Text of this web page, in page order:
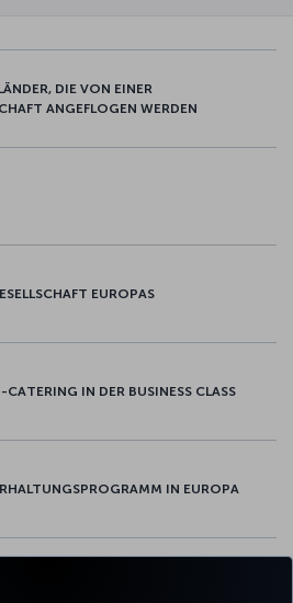
DIE VON EINER
ANGEFLOGEN WERDEN
EUROPAS
CATERING IN DER BUSINESS CLASS
IN EUROPA